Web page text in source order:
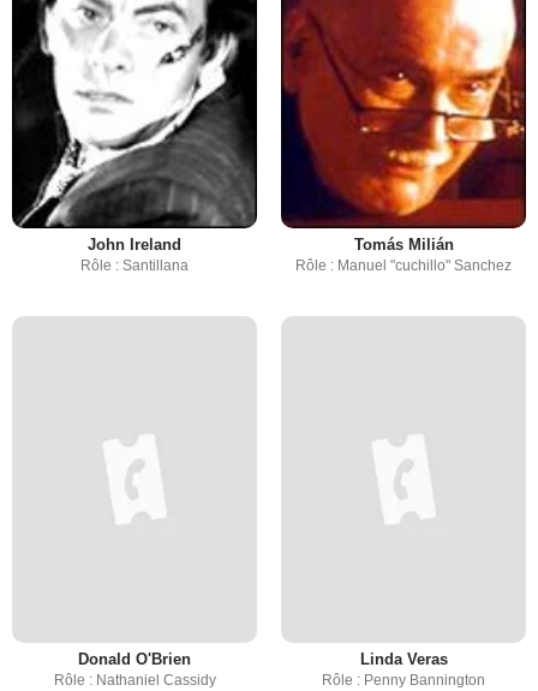
John Ireland
Rôle : Santillana
Tomás Milián
Rôle : Manuel "cuchillo" Sanchez
Donald O'Brien
Rôle : Nathaniel Cassidy
Linda Veras
Rôle : Penny Bannington